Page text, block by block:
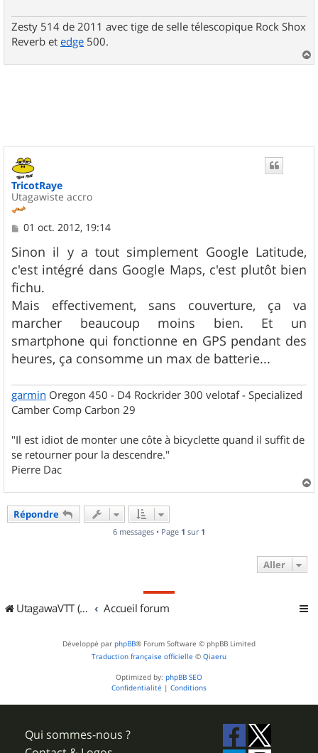
Zesty 514 de 2011 avec tige de selle télescopique Rock Shox
Reverb et edge 500.
a
TricotRaye
Utagawiste accro
M
s
s
a
g
e
01 oct. 2012, 19:14
Sinon il y a tout simplement Google Latitude,
c'est intégré dans Google Maps, c'est plutôt bien
fichu.
Mais effectivement, sans couverture, ça va
marcher beaucoup moins bien. Et un
smartphone qui fonctionne en GPS pendant des
heures, ça consomme un max de batterie...
garmin Oregon 450 - D4 Rockrider 300 velotaf - Specialized
Camber Comp Carbon 29
"Il est idiot de monter une côte à bicyclette quand il suffit de
se retourner pour la descendre."
Pierre Dac
a
Répondre
6 messages • Page 1 sur 1
Aller
UtagawaVTT (Randos VTT et VTTAE avec traces GPS) Accueil forum
Développé par phpBB® Forum Software © phpBB Limited
Traduction française officielle © Qiaeru
Optimized by: phpBB SEO
Confidentialité | Conditions
Qui sommes-nous ?